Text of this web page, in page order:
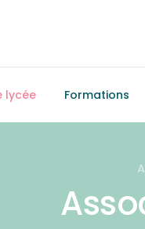
lycée Formations